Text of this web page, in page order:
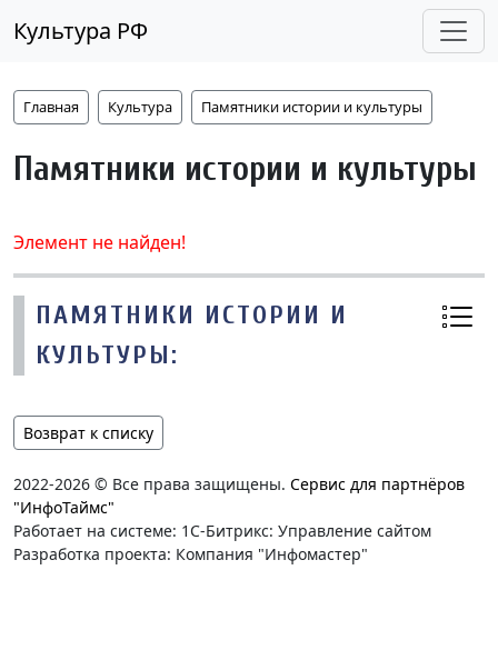
Культура РФ
Главная Культура Памятники истории и культуры
Памятники истории и культуры
Элемент не найден!
ПАМЯТНИКИ ИСТОРИИ И
КУЛЬТУРЫ:
Возврат к списку
2022-2026 © Все права защищены. Сервис для партнёров
"ИнфоТаймс"
Работает на системе: 1С-Битрикс: Управление сайтом
Разработка проекта: Компания "Инфомастер"